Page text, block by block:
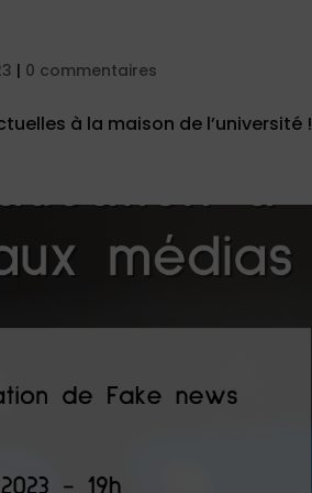
| 0 commentaires
à la maison de l’université !